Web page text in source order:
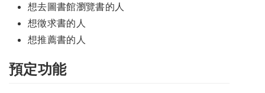
想去圖書館瀏覽書的人
想徵求書的人
想推薦書的人
預定功能